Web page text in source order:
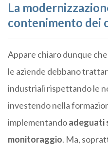
La
contenimento dei
Appare chiaro dunque
le aziende debbano
industriali rispettando le
investendo nella
implementandoadeguati
monitoraggio. Ma,